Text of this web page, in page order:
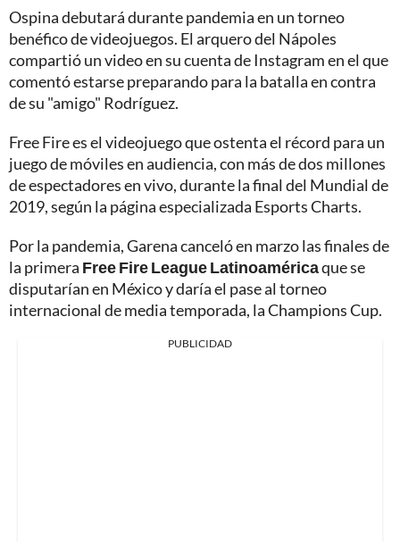
Ospina debutará durante pandemia en un torneo
benéfico de videojuegos. El arquero del Nápoles
compartió un video en su cuenta de Instagram en el que
comentó estarse preparando para la batalla en contra
de su "amigo" Rodríguez.
Free Fire es el videojuego que ostenta el récord para un
juego de móviles en audiencia, con más de dos millones
de espectadores en vivo, durante la final del Mundial de
2019, según la página especializada Esports Charts.
Por la pandemia, Garena canceló en marzo las finales de
la primera Free Fire League Latinoaméricaque se
disputarían en México y daría el pase al torneo
internacional de media temporada, la Champions Cup.
PUBLICIDAD